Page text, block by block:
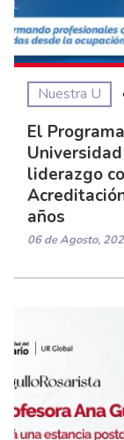
Nuestra U
El
liderazgo
años
06 de Agosto,